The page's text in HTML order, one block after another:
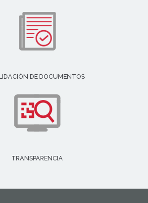
DE DOCUMENTOS
TRANSPARENCIA